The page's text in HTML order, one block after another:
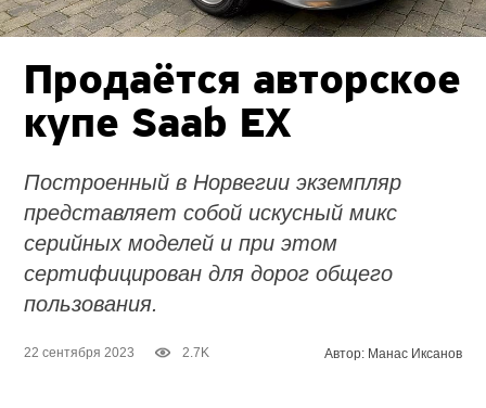
Продаётся авторское
купе Saab EX
Построенный в Норвегии экземпляр
представляет собой искусный микс
серийных моделей и при этом
сертифицирован для дорог общего
пользования.
22 сентября 2023 2.7K Автор: Манас Иксанов